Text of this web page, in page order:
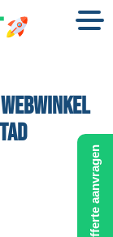
Offerte aanvragen